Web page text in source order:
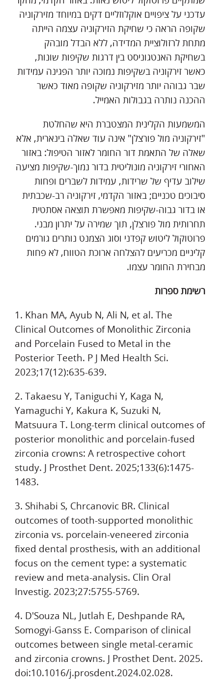
עדכני על ציפויים אוקלוזליים דקים במיוחד מזירקוניה
שקופה הראה כי שחיקת הזירקוניה עצמה הייתה
מתחת לרזולוציית המדידה, ללא הבדל מובהק
בשחיקת האנטגוניסט בין דרגות שקיפות שונות,
כאשר זירקוניה בשקיפות נמוכה יותר הפגינה עמידות
שבר גבוהה יותר מזירקוניה שקופה מאוד כאשר
ההכנה נותרה בגבולות האמייל.
המשמעות הקלינית המצטברת היא שהחלטת
"זירקוניה מול פורצלן" אינה עוד שאלה בינארית, אלא
שאלה של התאמת דור החומר לאזור הטיפול: באזור
האחורי זירקוניה מונוליטית בדור נמוך-שקיפות מציעה
שילוב עדיף של שרידות, עמידות לשברים ופחות
סיבוכים טכניים; באזור הקדמי, זירקוניה רב-שכבתית
או בדור גבוה-שקיפות מאפשרת תוצאה אסתטית
תחרותית מול פורצלן, תוך שמירה על יתרון מבני.
פרוטוקול ליטוש קפדני וסוג הצמנט נותרים גורמים
קליניים מכריעים להצלחה ארוכת הטווח, לא פחות
מבחירת החומר עצמו.
רשימת ספרות
1. Khan MA, Ayub N, Ali N, et al. The
Clinical Outcomes of Monolithic Zirconia
and Porcelain Fused to Metal in the
Posterior Teeth. P J Med Health Sci.
2023;17(12):635-639.
2. Takaesu Y, Taniguchi Y, Kaga N,
Yamaguchi Y, Kakura K, Suzuki N,
Matsuura T. Long-term clinical outcomes of
posterior monolithic and porcelain-fused
zirconia crowns: A retrospective cohort
study. J Prosthet Dent. 2025;133(6):1475-
1483.
3. Shihabi S, Chrcanovic BR. Clinical
outcomes of tooth-supported monolithic
zirconia vs. porcelain-veneered zirconia
fixed dental prosthesis, with an additional
focus on the cement type: a systematic
review and meta-analysis. Clin Oral
Investig. 2023;27:5755-5769.
4. D'Souza NL, Jutlah E, Deshpande RA,
Somogyi-Ganss E. Comparison of clinical
outcomes between single metal-ceramic
and zirconia crowns. J Prosthet Dent. 2025.
doi:10.1016/j.prosdent.2024.02.028.